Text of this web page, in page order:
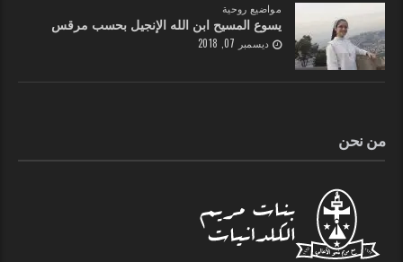
مواضيع روحية
يسوع المسيح ابن الله الإنجيل بحسب مرقس
ديسمبر 07, 2018
من نحن